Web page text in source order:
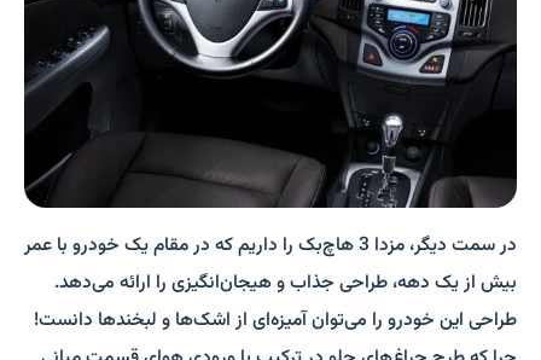
در سمت دیگر، مزدا 3 هاچ‌بک را داریم که در مقام یک خودرو با عمر
بیش از یک دهه، طراحی جذاب و هیجان‌انگیزی را ارائه می‌دهد.
طراحی این خودرو را می‌توان آمیزه‌ای از اشک‌ها و لبخندها دانست!